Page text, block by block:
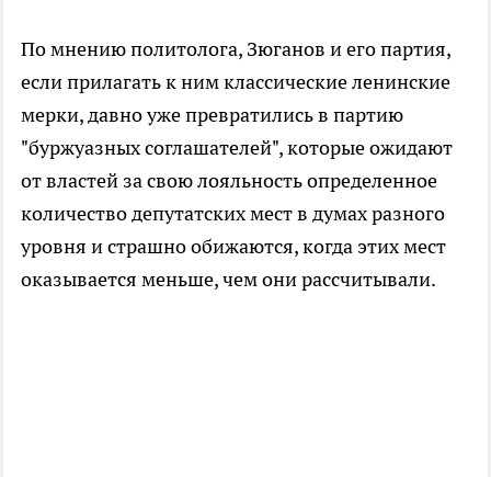
По мнению политолога, Зюганов и его партия,
если прилагать к ним классические ленинские
мерки, давно уже превратились в партию
"буржуазных соглашателей", которые ожидают
от властей за свою лояльность определенное
количество депутатских мест в думах разного
уровня и страшно обижаются, когда этих мест
оказывается меньше, чем они рассчитывали.